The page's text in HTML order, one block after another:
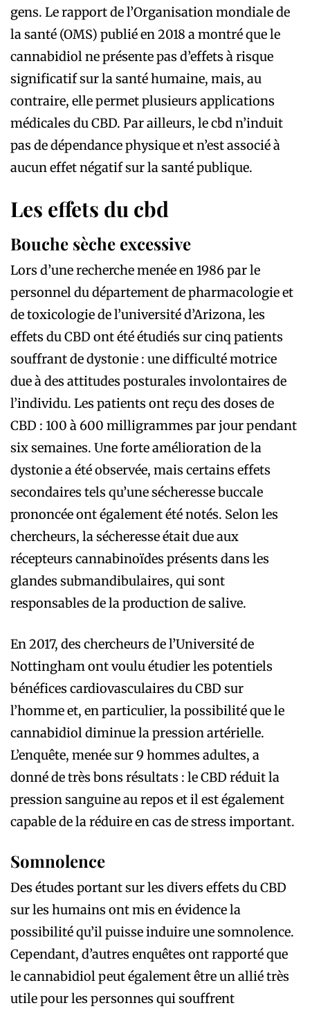
gens. Le rapport de l’Organisation mondiale de
la santé (OMS) publié en 2018 a montré que le
cannabidiol ne présente pas d’effets à risque
significatif sur la santé humaine, mais, au
contraire, elle permet plusieurs applications
médicales du CBD. Par ailleurs, le cbd n’induit
pas de dépendance physique et n’est associé à
aucun effet négatif sur la santé publique.
Les effets du cbd
Bouche sèche excessive
Lors d’une recherche menée en 1986 par le
personnel du département de pharmacologie et
de toxicologie de l’université d’Arizona, les
effets du CBD ont été étudiés sur cinq patients
souffrant de dystonie : une difficulté motrice
due à des attitudes posturales involontaires de
l’individu. Les patients ont reçu des doses de
CBD : 100 à 600 milligrammes par jour pendant
six semaines. Une forte amélioration de la
dystonie a été observée, mais certains effets
secondaires tels qu’une sécheresse buccale
prononcée ont également été notés. Selon les
chercheurs, la sécheresse était due aux
récepteurs cannabinoïdes présents dans les
glandes submandibulaires, qui sont
responsables de la production de salive.
En 2017, des chercheurs de l’Université de
Nottingham ont voulu étudier les potentiels
bénéfices cardiovasculaires du CBD sur
l’homme et, en particulier, la possibilité que le
cannabidiol diminue la pression artérielle.
L’enquête, menée sur 9 hommes adultes, a
donné de très bons résultats : le CBD réduit la
pression sanguine au repos et il est également
capable de la réduire en cas de stress important.
Somnolence
Des études portant sur les divers effets du CBD
sur les humains ont mis en évidence la
possibilité qu’il puisse induire une somnolence.
Cependant, d’autres enquêtes ont rapporté que
le cannabidiol peut également être un allié très
utile pour les personnes qui souffrent